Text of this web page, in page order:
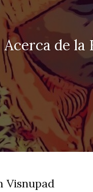
Acerca de la
Visnupad